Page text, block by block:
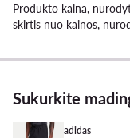
Produkto kaina,
skirtis nuo kainos,
Sukurkite
adidas